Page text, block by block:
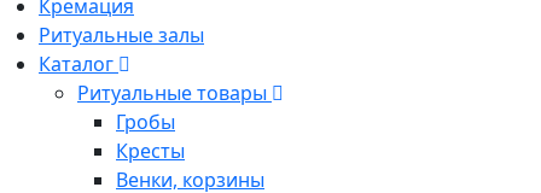
Кремация
Ритуальные залы
Каталог
Ритуальные товары
Гробы
Кресты
Венки, корзины